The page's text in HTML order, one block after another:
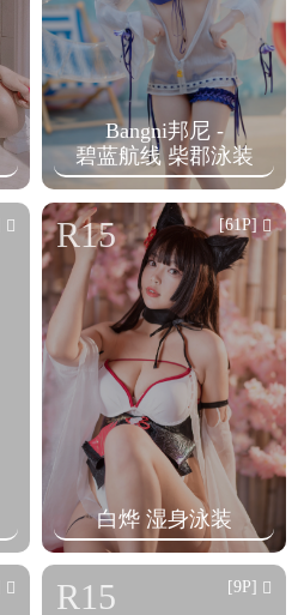
Bangni邦尼 -
碧蓝航线 柴郡泳装
白烨 湿身泳装
R15 [61P]
R15 [9P]